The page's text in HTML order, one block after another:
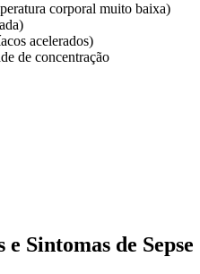
corporal muito baixa)
acelerados)
de concentração
Sintomas de Sepse